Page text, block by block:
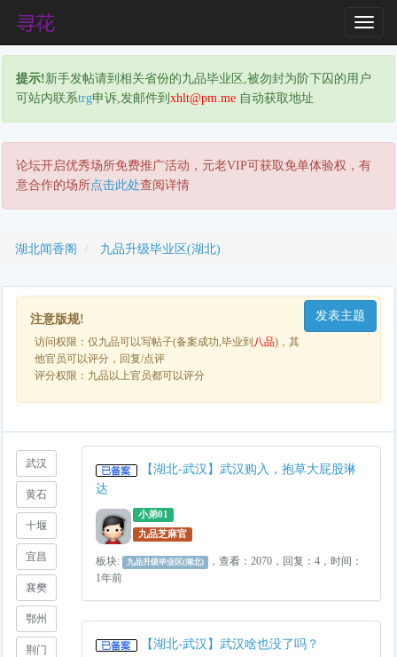
T
o
g
e
N
a
o
n
提示!新手发帖请到相关省份的九品毕业区,被勿封为阶下囚的用户
可站内联系trg申诉,发邮件到 xhlt@pm.me 自动获取地址
论坛开启优秀场所免费推广活动，元老VIP可获取免单体验权，有
意合作的场所点击此处查阅详情
湖北闻香阁 九品升级毕业区(湖北)
发表主题
注意版规!
访问权限：仅九品可以写帖子(备案成功,毕业到 八品)，其
他官员可以评分，回复/点评
评分权限：九品以上官员都可以评分
武汉
黄石
十堰
宜昌
襄樊
鄂州
荆门
【湖北-武汉】武汉购入，抱草大屁股琳
达
小弟01
九品芝麻官
板块: 九品升级毕业区(湖北)
，查看：2070，回复：4，时间：
1年前
【湖北-武汉】武汉啥也没了吗？